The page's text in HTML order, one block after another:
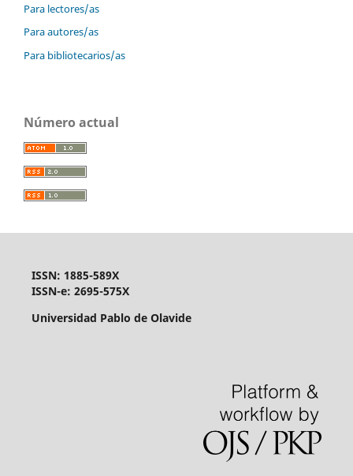
Para lectores/as
Para autores/as
Para bibliotecarios/as
Número actual
ISSN: 1885-589X
ISSN-e: 2695-575X
Universidad Pablo de Olavide